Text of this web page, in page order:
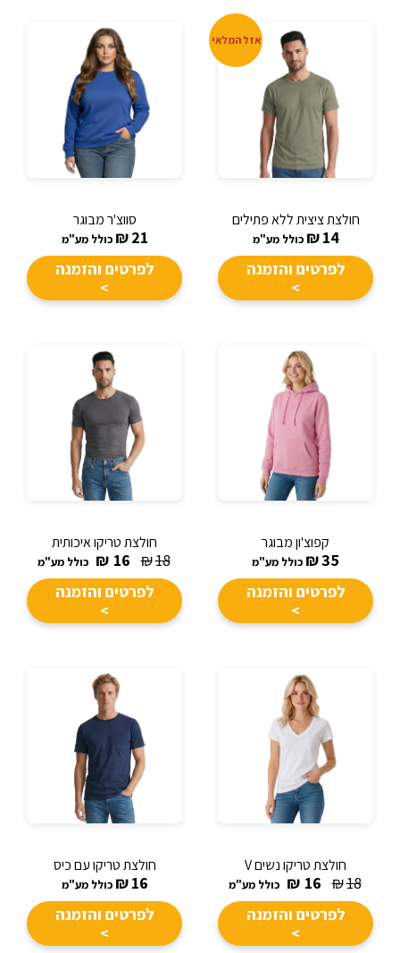
אזל המלאי
חולצת ציצית ללא פתילים
14
₪ כולל מע"מ
לפרטים והזמנה
>
סווצ'ר מבוגר
21
₪ כולל מע"מ
לפרטים והזמנה
>
קפוצ'ון מבוגר
35
₪ כולל מע"מ
לפרטים והזמנה
>
חולצת טריקו איכותית
18
₪
16
₪ כולל מע"מ
לפרטים והזמנה
>
חולצת טריקו נשים V
18
₪
16
₪ כולל מע"מ
לפרטים והזמנה
>
חולצת טריקו עם כיס
16
₪ כולל מע"מ
לפרטים והזמנה
>